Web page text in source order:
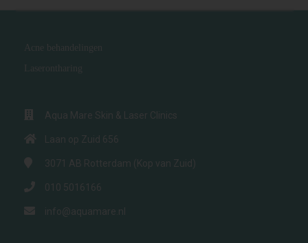
Acne behandelingen
Laserontharing
Aqua Mare Skin & Laser Clinics
Laan op Zuid 656
3071 AB Rotterdam (Kop van Zuid)
010 5016166
info@aquamare.nl